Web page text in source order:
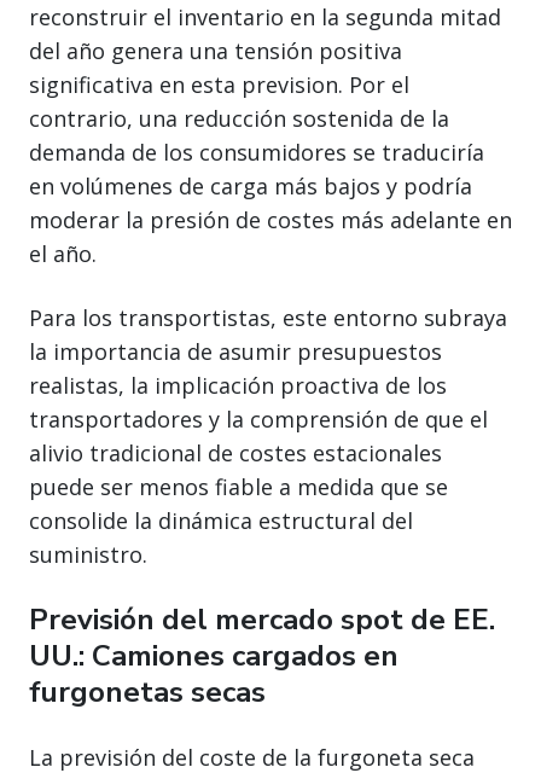
reconstruir el inventario en la segunda mitad
del año genera una tensión positiva
significativa en esta prevision. Por el
contrario, una reducción sostenida de la
demanda de los consumidores se traduciría
en volúmenes de carga más bajos y podría
moderar la presión de costes más adelante en
el año.
Para los transportistas, este entorno subraya
la importancia de asumir presupuestos
realistas, la implicación proactiva de los
transportadores y la comprensión de que el
alivio tradicional de costes estacionales
puede ser menos fiable a medida que se
consolide la dinámica estructural del
suministro.
Previsión del mercado spot de EE.
UU.: Camiones cargados en
furgonetas secas
La previsión del coste de la furgoneta seca